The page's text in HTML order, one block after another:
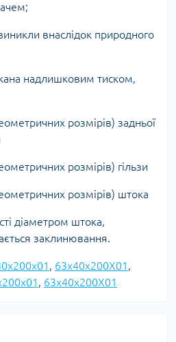
внаслідок природного
надлишковим тиском,
розмірів) задньої
розмірів) гільзи
розмірів) штока
діаметром штока,
заклинювання.
, 63х40х200X01 ,
, 63х40х200Х01